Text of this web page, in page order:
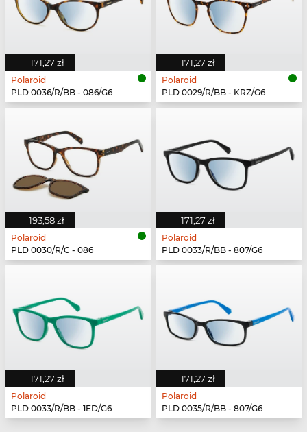
171,27 zł
Polaroid
PLD 0036/R/BB - 086/G6
171,27 zł
Polaroid
PLD 0029/R/BB - KRZ/G6
193,58 zł
Polaroid
PLD 0030/R/C - 086
171,27 zł
Polaroid
PLD 0033/R/BB - 807/G6
171,27 zł
Polaroid
PLD 0033/R/BB - 1ED/G6
171,27 zł
Polaroid
PLD 0035/R/BB - 807/G6